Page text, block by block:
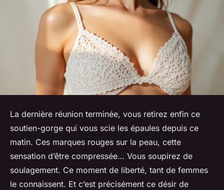
La dernière réunion terminée, vous retirez enfin ce
soutien-gorge qui vous scie les épaules depuis ce
matin. Ces marques rouges sur la peau, cette
sensation d’être compressée… Vous soupirez de
soulagement. Ce moment de liberté, tant de femmes
le connaissent. Et c’est précisément ce désir de